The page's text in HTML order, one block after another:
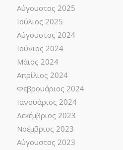
Αύγουστος 2025
Ιούλιος 2025
Αύγουστος 2024
Ιούνιος 2024
Μάιος 2024
Απρίλιος 2024
Φεβρουάριος 2024
Ιανουάριος 2024
Δεκέμβριος 2023
Νοέμβριος 2023
Αύγουστος 2023